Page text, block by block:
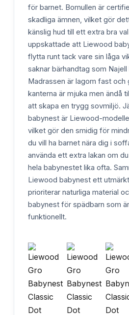
för barnet. Bomullen är
skadliga ämnen, vilket gör
känslig hud till ett extra bra
uppskattade att Liewood
flytta runt tack vare sin låga
saknar bärhandtag som
Madrassen är lagom fast och
kanterna är mjuka men ändå
att skapa en trygg sovmiljö.
babynest är Liewood-
vilket gör den smidig för
du vill ha barnet nära dig i
använda ett extra lakan om
hela babynestet lika ofta.
Liewood babynest ett
prioriterar naturliga material
babynest för spädbarn som
funktionellt.